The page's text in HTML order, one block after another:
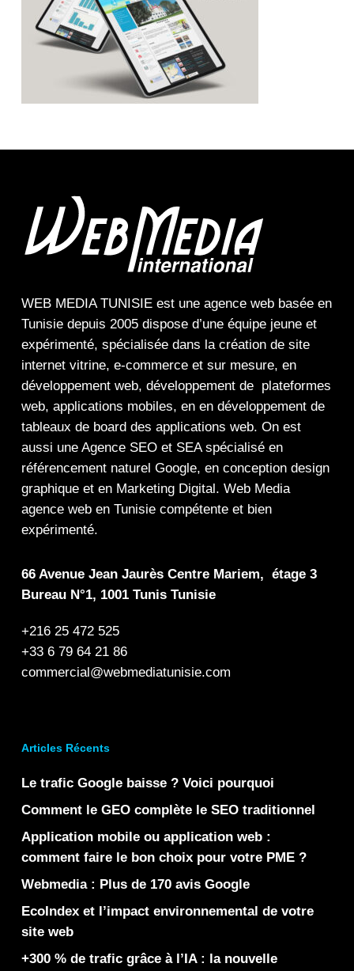
WEB MEDIA TUNISIEest une agence webbasée en
Tunisie depuis 2005 dispose d’une équipe jeune et
expérimenté, spécialisée dans la création de site
internet vitrine, e-commerceet sur mesure, en
développement web, développement de plateformes
web, applications mobiles, en en développement de
tableaux de boarddes applications web. On est
aussi une Agence SEOet SEAspécialisé en
référencement naturel Google, en conception design
graphiqueet en Marketing Digital. Web Media
agence web en Tunisie compétente et bien
expérimenté.
66 Avenue Jean Jaurès Centre Mariem, étage 3
Bureau N°1, 1001 Tunis Tunisie
+216 25 472 525
+33 6 79 64 21 86
commercial@webmediatunisie.com
Articles Récents
Le trafic Google baisse ? Voici pourquoi
Comment le GEO complète le SEO traditionnel
Application mobile ou application web :
comment faire le bon choix pour votre PME ?
Webmedia : Plus de 170 avis Google
EcoIndex et l’impact environnemental de votre
site web
+300 % de trafic grâce à l’IA : la nouvelle